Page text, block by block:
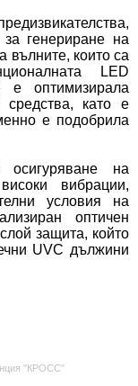
генериране на
вълните, които са
LED
е оптимизирала
средства, като е
е подобрила
на
вибрации,
условия на
оптичен
защита, който
UVC дължини
"КРОСС"